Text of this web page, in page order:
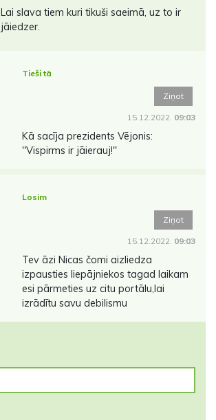
Lai slava tiem kuri tikuši saeimā, uz to ir
jāiedzer.
Tieši tā
Ziņot
15.12.2022. 09:03
Kā sacīja prezidents Vējonis:
''Vispirms ir jāierauj!''
Losim
Ziņot
15.12.2022. 09:03
Tev āzi Nicas čomi aizliedza
izpausties liepājniekos tagad laikam
esi pārmeties uz citu portālu,lai
izrādītu savu debilismu